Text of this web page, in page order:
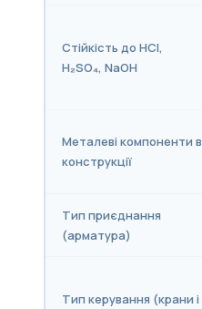
Стійкість до HCl,
H₂SO₄, NaOH
Металеві компоненти в
конструкції
Тип приєднання
(арматура)
Тип керування (крани і